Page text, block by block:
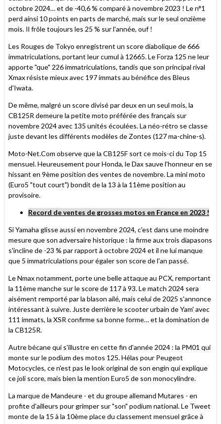
octobre 2024… et de -40,6 % comparé à novembre 2023 ! Le n°1
perd ainsi 10 points en parts de marché, mais sur le seul onzième
mois. Il frôle toujours les 25 % sur l'année, ouf !
Les Rouges de Tokyo enregistrent un score diabolique de 666
immatriculations, portant leur cumul à 12665. Le Forza 125 ne leur
apporte "que" 226 immatriculations, tandis que son principal rival
Xmax résiste mieux avec 197 immats au bénéfice des Bleus
d'Iwata.
De même, malgré un score divisé par deux en un seul mois, la
CB125R demeure la petite moto préférée des français sur
novembre 2024 avec 135 unités écoulées. La néo-rétro se classe
juste devant les différents modèles de Zontes (127 ma-chine-s).
Moto-Net.Com observe que la CB125F sort ce mois-ci du Top 15
mensuel. Heureusement pour Honda, le Dax sauve l'honneur en se
hissant en 9ème position des ventes de novembre. La mini moto
(Euro5 "tout court") bondit de la 13 à la 11ème position au
provisoire.
Record de ventes de grosses motos en France en 2023 !
Si Yamaha glisse aussi en novembre 2024, c'est dans une moindre
mesure que son adversaire historique : la firme aux trois diapasons
s'incline de -23 % par rapport à octobre 2024 et il ne lui manque
que 5 immatriculations pour égaler son score de l'an passé.
Le Nmax notamment, porte une belle attaque au PCX, remportant
la 11ème manche sur le score de 117 à 93. Le match 2024 sera
aisément remporté par la blason ailé, mais celui de 2025 s'annonce
intéressant à suivre. Juste derrière le scooter urbain de Yam' avec
111 immats, la XSR confirme sa bonne forme… et la domination de
la CB125R.
Autre bécane qui s'illustre en cette fin d'année 2024 : la PM01 qui
monte sur le podium des motos 125. Hélas pour Peugeot
Motocycles, ce n'est pas le look original de son engin qui explique
ce joli score, mais bien la mention Euro5 de son monocylindre.
La marque de Mandeure - et du groupe allemand Mutares - en
profite d'ailleurs pour grimper sur "son" podium national. Le Tweet
monte de la 15 à la 10ème place du classement mensuel grâce à